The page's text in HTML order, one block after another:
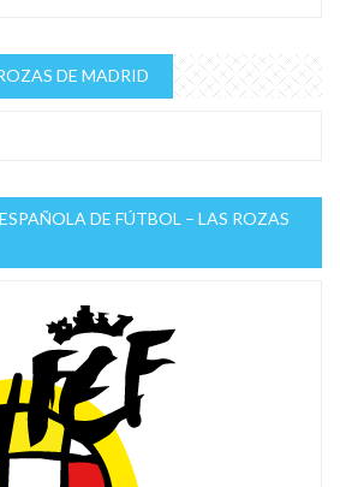
DE MADRID
DE FÚTBOL – LAS ROZAS